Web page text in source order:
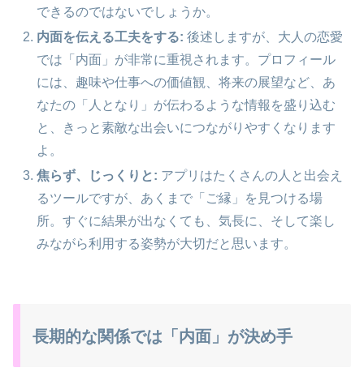
できるのではないでしょうか。
内面を伝える工夫をする: 後述しますが、大人の恋愛
では「内面」が非常に重視されます。プロフィール
には、趣味や仕事への価値観、将来の展望など、あ
なたの「人となり」が伝わるような情報を盛り込む
と、きっと素敵な出会いにつながりやすくなります
よ。
焦らず、じっくりと: アプリはたくさんの人と出会え
るツールですが、あくまで「ご縁」を見つける場
所。すぐに結果が出なくても、気長に、そして楽し
みながら利用する姿勢が大切だと思います。
長期的な関係では「内面」が決め手